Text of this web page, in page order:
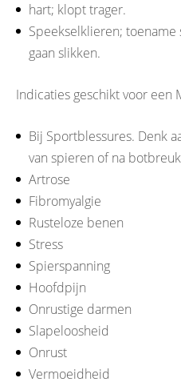
hart; klopt trager.
Speekselklieren;
gaan slikken.
Indicaties geschikt voor een
Bij Sportblessures. Denk
van spieren of na
Artrose
Fibromyalgie
Rusteloze benen
Stress
Spierspanning
Hoofdpijn
Onrustige darmen
Slapeloosheid
Onrust
Vermoeidheid